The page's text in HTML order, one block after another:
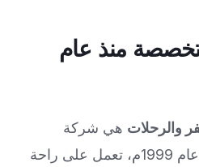
منذ عام
هي شركة
مصرية تم إنشاؤها منذ عام 1999م، تعمل على راحة